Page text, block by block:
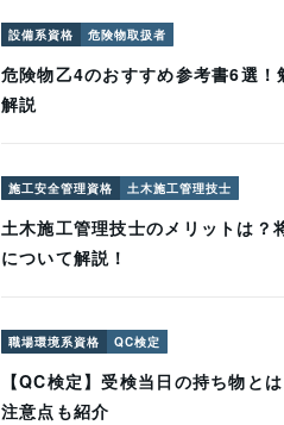
設備系資格 危険物取扱者
危険物乙4のおすすめ参考書6選！
解説
施工安全管理資格 土木施工管理技士
土木施工管理技士のメリットは？
について解説！
職場環境系資格 QC検定
【QC検定】受検当日の持ち物と
注意点も紹介